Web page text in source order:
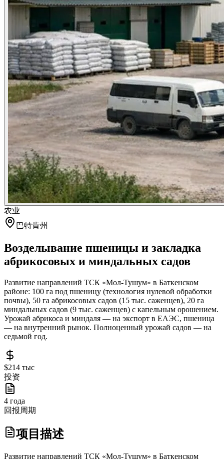
农业
巴特肯州
Возделывание пшеницы и закладка
абрикосовых и миндальных садов
Развитие направлений ТСК «Мол-Тушум» в Баткенском
районе: 100 га под пшеницу (технология нулевой обработки
почвы), 50 га абрикосовых садов (15 тыс. саженцев), 20 га
миндальных садов (9 тыс. саженцев) с капельным орошением.
Урожай абрикоса и миндаля — на экспорт в ЕАЭС, пшеница
— на внутренний рынок. Полноценный урожай садов — на
седьмой год.
$214 тыс
投资
4 года
回报周期
项目描述
Развитие направлений ТСК «Мол-Тушум» в Баткенском